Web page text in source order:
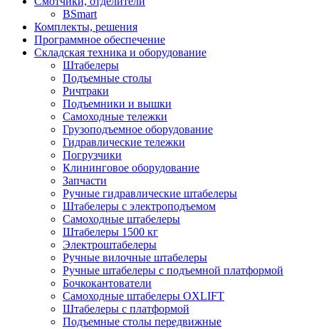
BSmart
Комплекты, решения
Программное обеспечение
Складская техника и оборудование
Штабелеры
Подъемные столы
Ричтраки
Подъемники и вышки
Самоходные тележки
Грузоподъемное оборудование
Гидравлические тележки
Погрузчики
Клининговое оборудование
Запчасти
Ручные гидравлические штабелеры
Штабелеры с электроподъемом
Самоходные штабелеры
Штабелеры 1500 кг
Электроштабелеры
Ручные вилочные штабелеры
Ручные штабелеры с подъемной платформой
Бочкокантователи
Самоходные штабелеры OXLIFT
Штабелеры с платформой
Подъемные столы передвижные